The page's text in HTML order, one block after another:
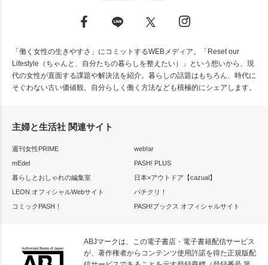
「働く女性の生きやすさ」にコミットするWEBメディア。「Reset our
Lifestyle（ちゃんと、自分たちの暮らしを整えたい）」という想いから、現
代の女性が直面する課題や解決法を紹介。暮らしの話題はもちろん、時代に
そぐわない古い価値観、自分らしく働く方法なども積極的にシェアします。
主婦と生活社 関連サイト
週刊女性PRIME
web!ar
mEdel
PASH! PLUS
暮らしとおしゃれの編集室
日本×アウトドア【cazual】
LEON オフィシャルWebサイト
パチクリ！
コミックPASH！
PASH!ブックス オフィシャルサイト
ABJマークは、この電子書店・電子書籍配信サービス
が、著作権者からコンテンツ使用許諾を得た正規版配